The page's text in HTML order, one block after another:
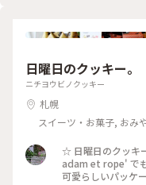
樽市#小樽運河#堺
日曜日のクッキー。
ニチヨウビノクッキー
札幌
スイーツ・お菓子, おみ
☆ 日曜日のクッキー。 ☆ 〈 otonaク
adam et rope' でも
可愛らしいパッケ